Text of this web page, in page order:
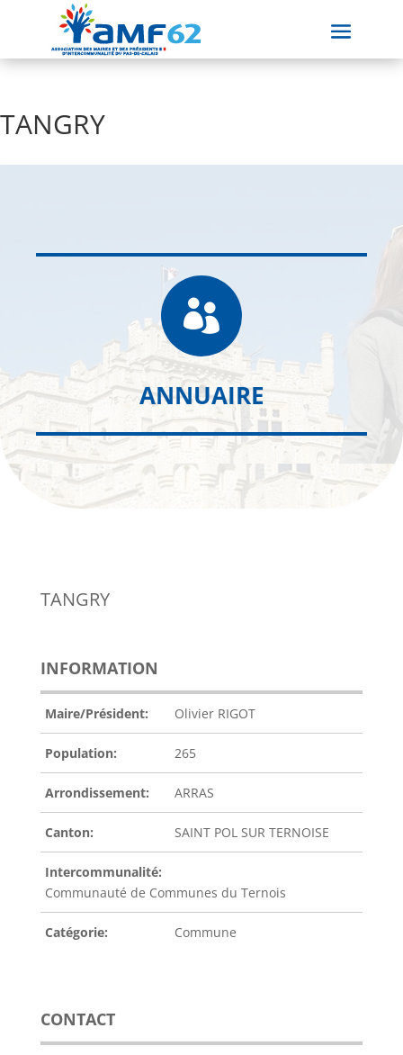
TANGRY

ANNUAIRE
TANGRY
INFORMATION
Maire/Président: Olivier RIGOT
Population: 265
Arrondissement: ARRAS
Canton: SAINT POL SUR TERNOISE
Intercommunalité:
Communauté de Communes du Ternois
Catégorie: Commune
CONTACT